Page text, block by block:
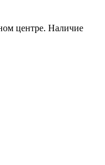
центре. Наличие